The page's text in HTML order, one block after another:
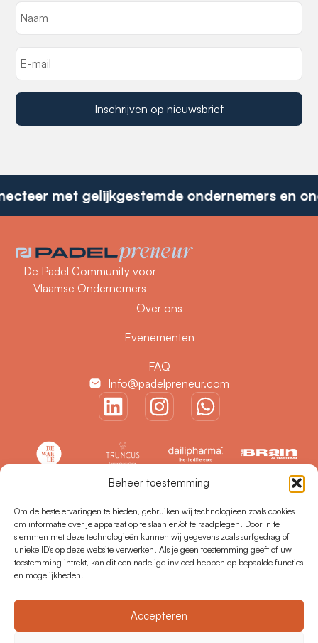
Beheer toestemming
Om de beste ervaringen te bieden, gebruiken wij technologieën zoals cookies
om informatie over je apparaat op te slaan en/of te raadplegen. Door in te
stemmen met deze technologieën kunnen wij gegevens zoals surfgedrag of
unieke ID's op deze website verwerken. Als je geen toestemming geeft of uw
toestemming intrekt, kan dit een nadelige invloed hebben op bepaalde functies
en mogelijkheden.
Accepteren
Inschrijven op nieuwsbrief
met gelijkgestemde ondernemers en
De Padel Community voor
Vlaamse Ondernemers
Over ons
Evenementen
FAQ
Info@padelpreneur.com